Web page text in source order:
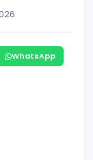
WhatsApp